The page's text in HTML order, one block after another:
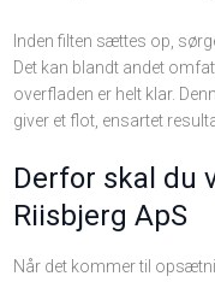
Inden filten sættes op,
Det kan blandt andet
overfladen er helt klar.
giver et flot, ensartet
Derfor skal du
Riisbjerg ApS
Når det kommer til